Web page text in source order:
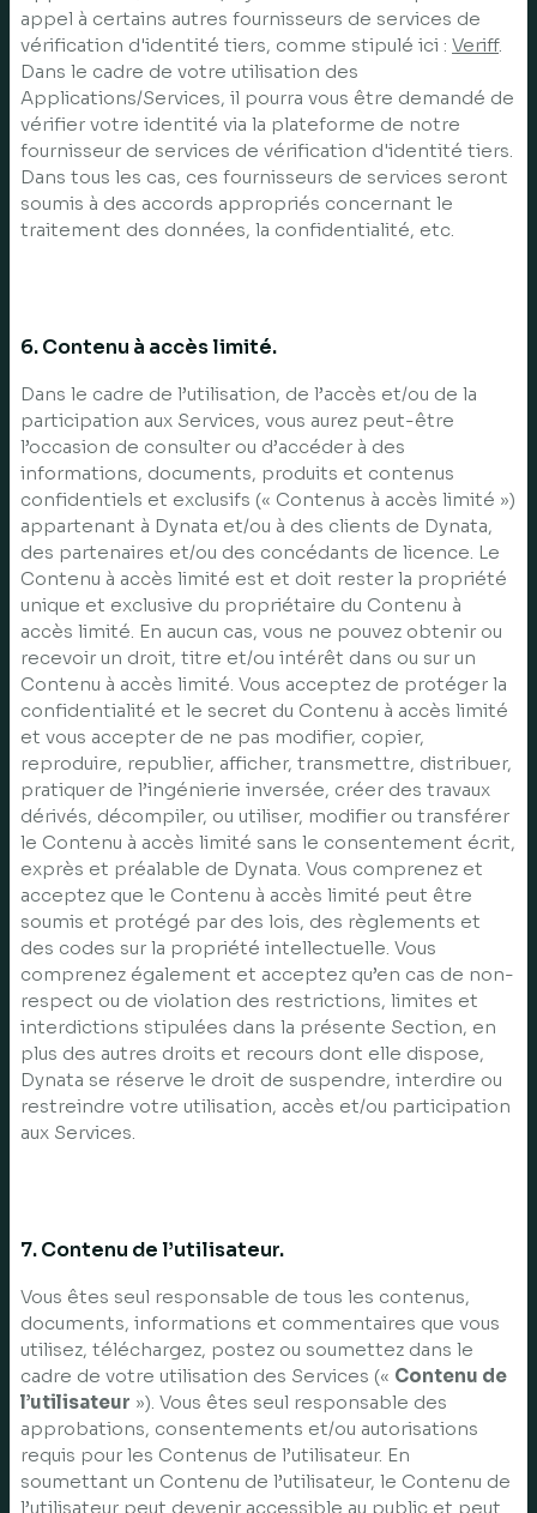
appel à certains autres fournisseurs de services de
vérification d'identité tiers, comme stipulé ici : Veriff.
Dans le cadre de votre utilisation des
Applications/Services, il pourra vous être demandé de
vérifier votre identité via la plateforme de notre
fournisseur de services de vérification d'identité tiers.
Dans tous les cas, ces fournisseurs de services seront
soumis à des accords appropriés concernant le
traitement des données, la confidentialité, etc.
6. Contenu à accès limité.
Dans le cadre de l’utilisation, de l’accès et/ou de la
participation aux Services, vous aurez peut-être
l’occasion de consulter ou d’accéder à des
informations, documents, produits et contenus
confidentiels et exclusifs (« Contenus à accès limité »)
appartenant à Dynata et/ou à des clients de Dynata,
des partenaires et/ou des concédants de licence. Le
Contenu à accès limité est et doit rester la propriété
unique et exclusive du propriétaire du Contenu à
accès limité. En aucun cas, vous ne pouvez obtenir ou
recevoir un droit, titre et/ou intérêt dans ou sur un
Contenu à accès limité. Vous acceptez de protéger la
confidentialité et le secret du Contenu à accès limité
et vous accepter de ne pas modifier, copier,
reproduire, republier, afficher, transmettre, distribuer,
pratiquer de l’ingénierie inversée, créer des travaux
dérivés, décompiler, ou utiliser, modifier ou transférer
le Contenu à accès limité sans le consentement écrit,
exprès et préalable de Dynata. Vous comprenez et
acceptez que le Contenu à accès limité peut être
soumis et protégé par des lois, des règlements et
des codes sur la propriété intellectuelle. Vous
comprenez également et acceptez qu’en cas de non-
respect ou de violation des restrictions, limites et
interdictions stipulées dans la présente Section, en
plus des autres droits et recours dont elle dispose,
Dynata se réserve le droit de suspendre, interdire ou
restreindre votre utilisation, accès et/ou participation
aux Services.
7. Contenu de l’utilisateur.
Vous êtes seul responsable de tous les contenus,
documents, informations et commentaires que vous
utilisez, téléchargez, postez ou soumettez dans le
cadre de votre utilisation des Services (« Contenu de
l’utilisateur »). Vous êtes seul responsable des
approbations, consentements et/ou autorisations
requis pour les Contenus de l’utilisateur. En
soumettant un Contenu de l’utilisateur, le Contenu de
l’utilisateur peut devenir accessible au public et peut